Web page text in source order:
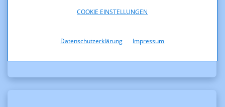
COOKIE EINSTELLUNGEN
Datenschutzerklärung Impressum
Presseaussendungen betreffend einer